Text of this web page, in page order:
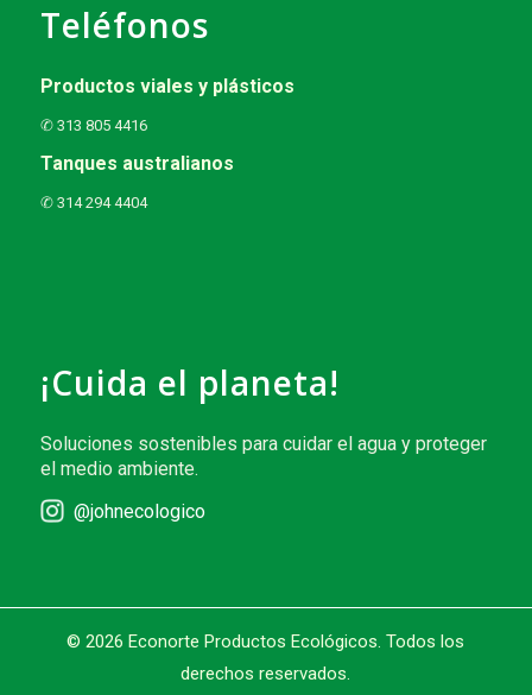
Teléfonos
Productos viales y plásticos
✆ 313 805 4416
Tanques australianos
✆ 314 294 4404
¡Cuida el planeta!
Soluciones sostenibles para cuidar el agua y proteger
el medio ambiente.
@johnecologico
© 2026 Econorte Productos Ecológicos. Todos los
derechos reservados.